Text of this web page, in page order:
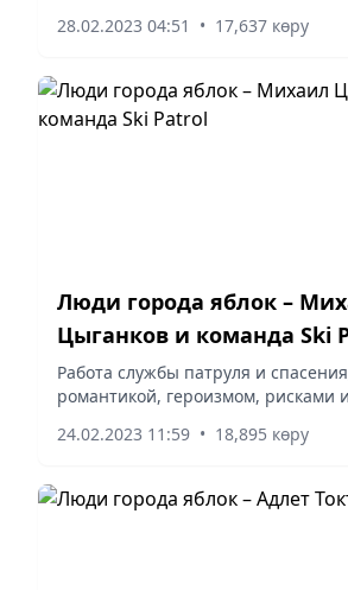
28.02.2023 04:51 • 17,637 көру
Люди города яблок –
Цыганков и команда Ski
Работа службы патруля и
романтикой, героизмом, рисками
пострадавшие за свое спасение
24.02.2023 11:59 • 18,895 көру